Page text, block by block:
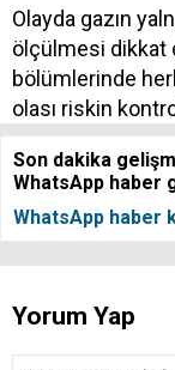
Olayda gazın
ölçülmesi dikkat
bölümlerinde
olası riskin
Son dakika
WhatsApp haber
WhatsApp haber
Yorum Yap